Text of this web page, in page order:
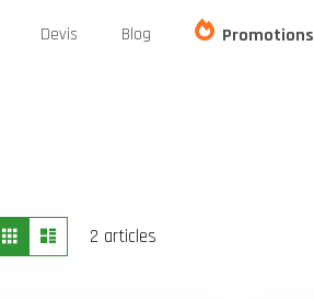
Devis Blog Promotions
Afficher
en
Grille Liste2 articles